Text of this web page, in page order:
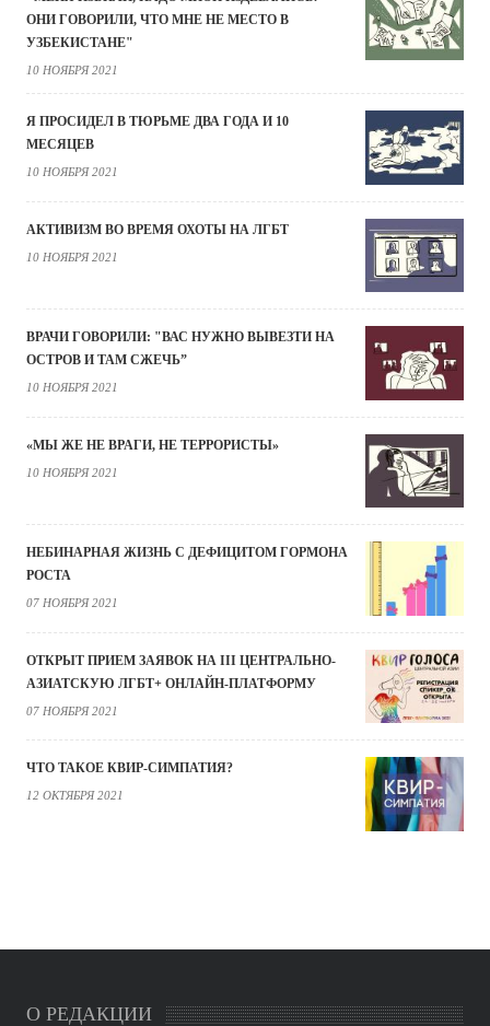
ОНИ ГОВОРИЛИ, ЧТО МНЕ НЕ МЕСТО В
УЗБЕКИСТАНЕ"
10 НОЯБРЯ 2021
Я ПРОСИДЕЛ В ТЮРЬМЕ ДВА ГОДА И 10
МЕСЯЦЕВ
10 НОЯБРЯ 2021
АКТИВИЗМ ВО ВРЕМЯ ОХОТЫ НА ЛГБТ
10 НОЯБРЯ 2021
ВРАЧИ ГОВОРИЛИ: "ВАС НУЖНО ВЫВЕЗТИ НА
ОСТРОВ И ТАМ СЖЕЧЬ”
10 НОЯБРЯ 2021
«МЫ ЖЕ НЕ ВРАГИ, НЕ ТЕРРОРИСТЫ»
10 НОЯБРЯ 2021
НЕБИНАРНАЯ ЖИЗНЬ С ДЕФИЦИТОМ ГОРМОНА
РОСТА
07 НОЯБРЯ 2021
ОТКРЫТ ПРИЕМ ЗАЯВОК НА III ЦЕНТРАЛЬНО-
АЗИАТСКУЮ ЛГБТ+ ОНЛАЙН-ПЛАТФОРМУ
07 НОЯБРЯ 2021
ЧТО ТАКОЕ КВИР-СИМПАТИЯ?
12 ОКТЯБРЯ 2021
О РЕДАКЦИИ